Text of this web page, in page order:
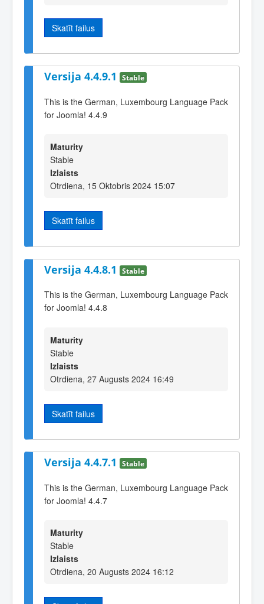
Skatīt failus
Versija 4.4.9.1 Stable
This is the German, Luxembourg Language Pack
for Joomla! 4.4.9
Maturity
Stable
Izlaists
Otrdiena, 15 Oktobris 2024 15:07
Skatīt failus
Versija 4.4.8.1 Stable
This is the German, Luxembourg Language Pack
for Joomla! 4.4.8
Maturity
Stable
Izlaists
Otrdiena, 27 Augusts 2024 16:49
Skatīt failus
Versija 4.4.7.1 Stable
This is the German, Luxembourg Language Pack
for Joomla! 4.4.7
Maturity
Stable
Izlaists
Otrdiena, 20 Augusts 2024 16:12